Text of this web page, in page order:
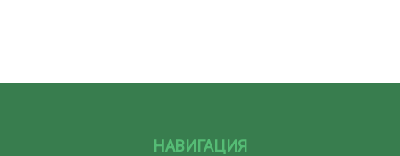
НАВИГАЦИЯ